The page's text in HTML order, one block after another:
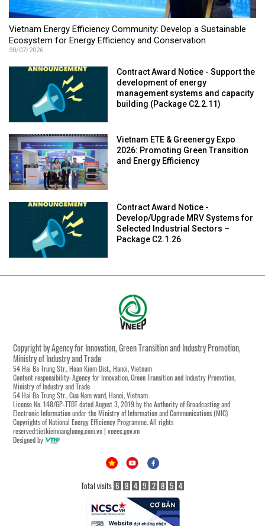
Vietnam Energy Efficiency Community: Develop a Sustainable
Ecosystem for Energy Efficiency and Conservation
30/07/2026
Contract Award Notice - Support the
development of energy
management systems and capacity
building (Package C2.2.11)
Vietnam ETE & Greenergy Expo
2026: Promoting Green Transition
and Energy Efficiency
Contract Award Notice -
Develop/Upgrade MRV Systems for
Selected Industrial Sectors –
Package C2.1.26
Copyright by Agency for Innovation, Green Transition and Industry Promotion,
Ministry of Industry and Trade
54 Hai Ba Trung Str., Hoan Kiem Dist., Hanoi, Vietnam
Content responsibility: Agency for Innovation, Green Transition and Industry Promotion,
Ministry of Industry and Trade
54 Hai Ba Trung Str., Cua Nam ward, Hanoi, Vietnam
License No. 148/GP-TTĐT dated August 3, 2019 by the Authority of Broadcasting and
Electronic Information under the Ministry of Information and Communications (MIC)
Copyrights of National Energy Efficiency Programme. All rights
reserved:tietkiemnangluong.com.vn | vneec.gov.vn
Designed by
Total visits 6 8 4 9 2 8 5 4